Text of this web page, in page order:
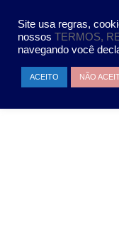
Site usa regras,
nossos TERMOS,
navegando você
ACEITO NÃO